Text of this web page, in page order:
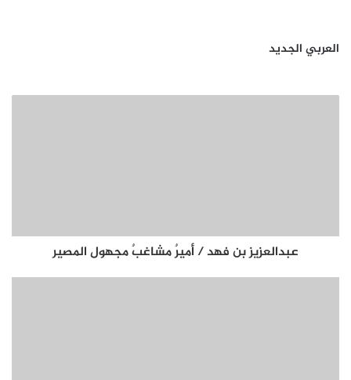
العربي الجديد
عبدالعزيز بن فهد / أميرٌ مشاغبٌ مجهول المصير